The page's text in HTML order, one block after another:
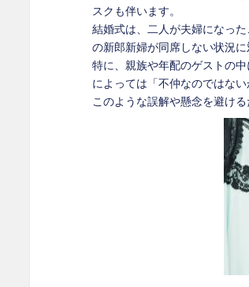
スクも伴います。
結婚式は、二人が夫婦になっ
の新郎新婦が同席しない状況
特に、親族や年配のゲストの
によっては「不仲なのではな
このような誤解や懸念を避け